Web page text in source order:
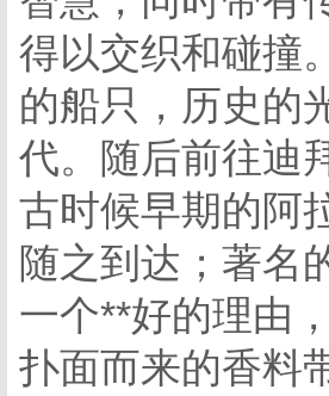
得以交织和碰撞
的船只，历史的
代。随后前往迪
古时候早期的阿
随之到达；著名
一个**好的理由
扑面而来的香料